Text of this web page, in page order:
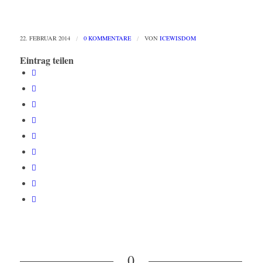
22. FEBRUAR 2014 / 0 KOMMENTARE / VON ICEWISDOM
Eintrag teilen